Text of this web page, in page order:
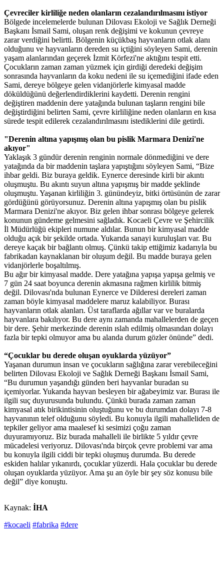
Çevreciler kirliliğe neden olanların cezalandırılmasını istiyor
Bölgede incelemelerde bulunan Dilovası Ekoloji ve Sağlık Derneği
Başkanı İsmail Sami, oluşan renk değişimi ve kokunun çevreye
zarar verdiğini belirtti. Bölgenin küçükbaş hayvanların otlak alanı
olduğunu ve hayvanların dereden su içtiğini söyleyen Sami, derenin
yaşam alanlarından geçerek İzmit Körfezi'ne aktığını tespit etti.
Çocukların zaman zaman yüzmek için girdiği deredeki değişim
sonrasında hayvanların da koku nedeni ile su içemediğini ifade eden
Sami, dereye bölgeye gelen vidanjörlerle kimyasal madde
döküldüğünü değerlendirdiklerini kaydetti. Derenin rengini
değiştiren maddenin dere yatağında bulunan taşların rengini bile
değiştirdiğini belirten Sami, çevre kirliliğine neden olanların en kısa
sürede tespit edilerek cezalandırılmasını istediklerini dile getirdi.
"Derenin altına yapışmış olan bu pislik Marmara Denizi'ne
akıyor"
Yaklaşık 3 gündür derenin renginin normale dönmediğini ve dere
yatağında da bir maddenin taşlara yapıştığını söyleyen Sami, “Bize
ihbar geldi. Biz buraya geldik. Eynerce deresinde kirli bir akıntı
oluşmuştu. Bu akıntı suyun altına yapışmış bir madde şeklinde
oluşmuştu. Yaşanan kirliliğin 3. günündeyiz, bitki örtüsünün de zarar
gördüğünü görüyorsunuz. Derenin altına yapışmış olan bu pislik
Marmara Denizi'ne akıyor. Biz gelen ihbar sonrası bölgeye gelerek
konunun gündeme gelmesini sağladık. Kocaeli Çevre ve Şehircilik
İl Müdürlüğü ekipleri numune aldılar. Bunun bir kimyasal madde
olduğu açık bir şekilde ortada. Yukarıda sanayi kuruluşları var. Bu
dereye kaçak bir bağlantı olmuş. Çünkü takip ettiğimiz kadarıyla bu
fabrikadan kaynaklanan bir oluşum değil. Bu madde buraya gelen
vidanjörlerle boşaltılmış.
Bu ağır bir kimyasal madde. Dere yatağına yapışa yapışa gelmiş ve
7 gün 24 saat boyunca derenin akmasına rağmen kirlilik bitmiş
değil. Dilovası'nda bulunan Eynerce ve Dilderesi dereleri zaman
zaman böyle kimyasal maddelere maruz kalabiliyor. Burası
hayvanların otlak alanları. Üst taraflarda ağıllar var ve buralarda
hayvanlara bakılıyor. Bu dere aynı zamanda mahallelerden de geçen
bir dere. Şehir merkezinde derenin ıslah edilmiş olmasından dolayı
fazla bir tepki olmuyor ama bu alanda durum gözler önünde” dedi.
“Çocuklar bu derede oluşan oyuklarda yüzüyor”
Yaşanan durumun insan ve çocukların sağlığına zarar verebileceğini
belirten Dilovası Ekoloji ve Sağlık Derneği Başkanı İsmail Sami,
“Bu durumun yaşandığı günden beri hayvanlar buradan su
içemiyorlar. Yukarıda hayvan besleyen bir ağabeyimiz var. Burası ile
ilgili suç duyurusunda bulundu. Çünkü burada zaman zaman
kimyasal atık birikintisinin oluştuğunu ve bu durumdan dolayı 7-8
hayvanının telef olduğunu söyledi. Bu konuyla ilgili mahalleliden de
tepkiler geliyor ama maalesef ki sesimizi çoğu zaman
duyuramıyoruz. Biz burada mahalleli ile birlikte 5 yıldır çevre
mücadelesi veriyoruz. Dilovası'nda birçok çevre problemi var ama
bu konuyla ilgili ciddi bir tepki oluşmuş durumda. Bu derede
eskiden halılar yıkanırdı, çocuklar yüzerdi. Hala çocuklar bu derede
oluşan oyuklarda yüzüyor. Ama şu an öyle bir şey söz konusu bile
değil” diye konuştu.
Kaynak: İHA
#kocaeli #fabrika #dere